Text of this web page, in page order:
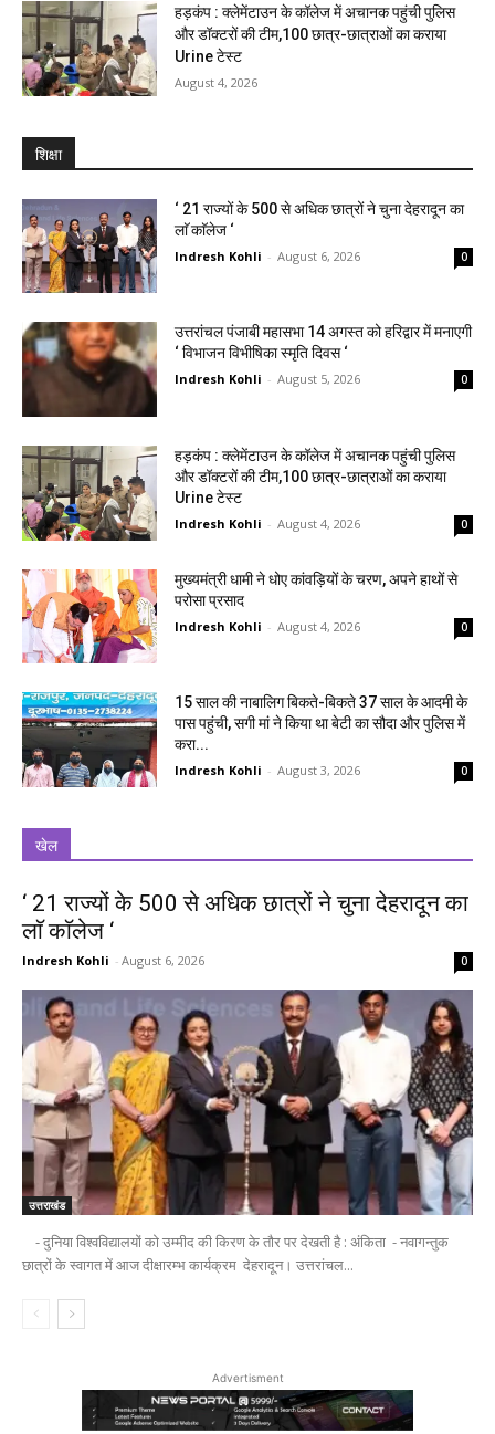
हड़कंप : क्लेमेंटाउन के कॉलेज में अचानक पहुंची पुलिस
और डॉक्टरों की टीम,100 छात्र-छात्राओं का कराया
Urine टेस्ट
August 4, 2026
शिक्षा
‘ 21 राज्यों के 500 से अधिक छात्रों ने चुना देहरादून का
लाॅ काॅलेज ‘
Indresh Kohli - August 6, 2026 0
उत्तरांचल पंजाबी महासभा 14 अगस्त को हरिद्वार में मनाएगी
‘ विभाजन विभीषिका स्मृति दिवस ‘
Indresh Kohli - August 5, 2026 0
हड़कंप : क्लेमेंटाउन के कॉलेज में अचानक पहुंची पुलिस
और डॉक्टरों की टीम,100 छात्र-छात्राओं का कराया
Urine टेस्ट
Indresh Kohli - August 4, 2026 0
मुख्यमंत्री धामी ने धोए कांवड़ियों के चरण, अपने हाथों से
परोसा प्रसाद
Indresh Kohli - August 4, 2026 0
15 साल की नाबालिग बिकते-बिकते 37 साल के आदमी के
पास पहुंची, सगी मां ने किया था बेटी का सौदा और पुलिस में
करा...
Indresh Kohli - August 3, 2026 0
खेल
‘ 21 राज्यों के 500 से अधिक छात्रों ने चुना देहरादून का
लाॅ काॅलेज ‘
Indresh Kohli - August 6, 2026 0
उत्तराखंड
- दुनिया विश्वविद्यालयों को उम्मीद की किरण के तौर पर देखती है : अंकिता - नवागन्तुक
छात्रों के स्वागत में आज दीक्षारम्भ कार्यक्रम देहरादून। उत्तरांचल...
Advertisment